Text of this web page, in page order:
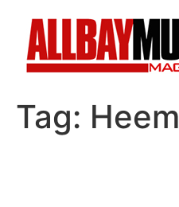
Tag: Heem